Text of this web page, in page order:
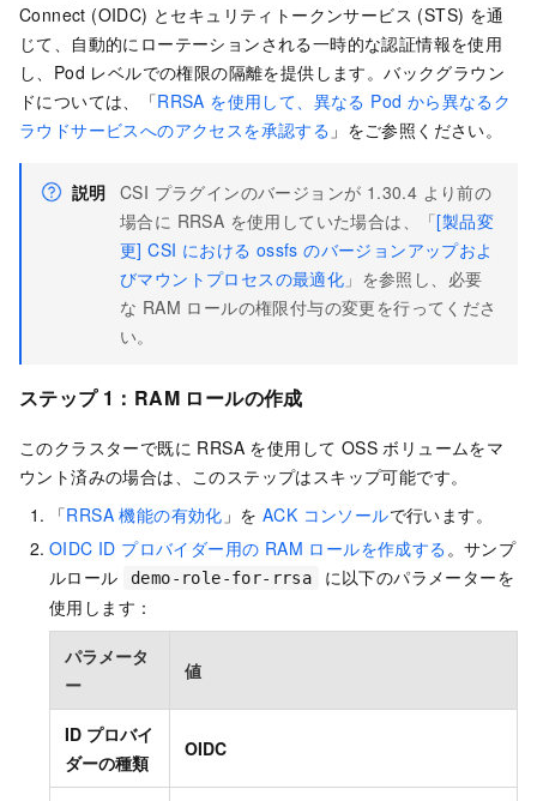
Connect (OIDC) とセキュリティトークンサービス (STS) を通
じて、自動的にローテーションされる一時的な認証情報を使用
し、Pod レベルでの権限の隔離を提供します。バックグラウン
ドについては、「RRSA を使用して、異なる Pod から異なるク
ラウドサービスへのアクセスを承認する 」をご参照ください。
説明 CSI プラグインのバージョンが 1.30.4 より前の
場合に RRSA を使用していた場合は、「[製品変
更] CSI における ossfs のバージョンアップおよ
びマウントプロセスの最適化 」を参照し、必要
な RAM ロールの権限付与の変更を行ってくださ
い。
ステップ 1：RAM ロールの作成
このクラスターで既に RRSA を使用して OSS ボリュームをマ
ウント済みの場合は、このステップはスキップ可能です。
「RRSA 機能の有効化 」をACK コンソールで行います。
OIDC ID プロバイダー用の RAM ロールを作成する。サンプ
ルロール
demo-role-for-rrsa
に以下のパラメーターを
使用します：
パラメータ
ー
値
ID プロバイ
ダーの種類
OIDC